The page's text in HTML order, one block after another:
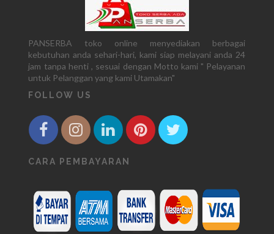
PANSERBA toko online menyediakan berbagai
kebutuhan anda sehari-hari, kami siap melayani anda 24
jam tanpa henti , sesuai dengan Motto kami " Pelayanan
untuk Pelanggan yang kami Utamakan"
FOLLOW US
CARA PEMBAYARAN